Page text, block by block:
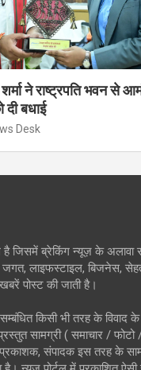
ने राष्ट्रपति भवन से
दी बधाई
Desk
है जिसमें ब्रेकिंग न्यूज़ के अलावा
लाइफस्टाइल, बिजनेस,
पोस्ट की जाती है।
किसी भी तरह के विवाद
प्रस्तुत सामग्री ( समाचार / फोटो
प्रकाशक, संपादक इस तरह के